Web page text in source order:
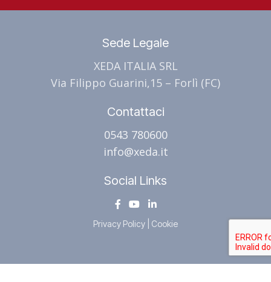
Sede Legale
XEDA ITALIA SRL
Via Filippo Guarini,15 – Forlì (FC)
Contattaci
0543 780600
info@xeda.it
Social Links
Privacy Policy Cookie